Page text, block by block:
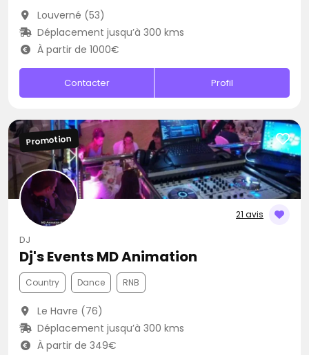
Louverné (53)
Déplacement jusqu’à 300 kms
À partir de 1000€
Contacter Profil
21 avis
Promotion
DJ
Dj's Events MD Animation
Country Dance RNB
Le Havre (76)
Déplacement jusqu’à 300 kms
À partir de 349€